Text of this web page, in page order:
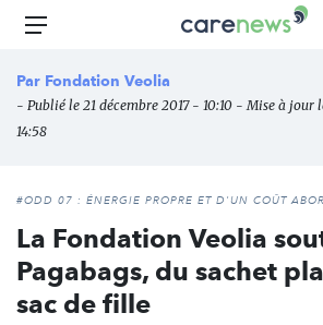
Aller
principal
Carenews,
des
Menu
Par Fondation Veolia
- Publié le 21 décembre 2017 - 10:10 - Mise à jour
14:58
#ODD 07 : ÉNERGIE PROPRE ET D'UN COÛT
La Fondation Veolia
Pagabags, du sachet
sac de fille